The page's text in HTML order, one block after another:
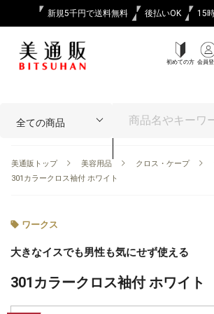
新規5千円で送料無料 後払いOK 15
初めての方 会員
美通販トップ 美容用品 クロス・ケープ
301カラークロス袖付 ホワイト
ワークス
大きなイスでも男性も気にせず使える
301カラークロス袖付 ホワイト